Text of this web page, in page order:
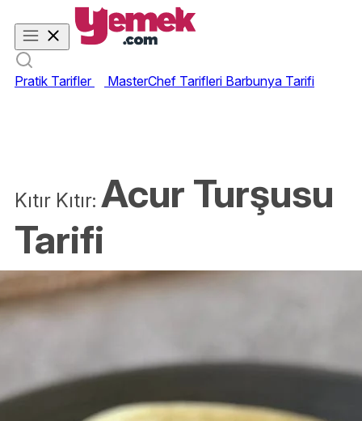
Pratik Tarifler MasterChef Tarifleri Barbunya Tarifi
Kıtır Kıtır: Acur Turşusu
Tarifi